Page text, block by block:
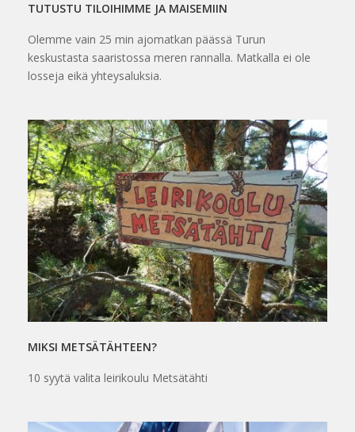
TUTUSTU TILOIHIMME JA MAISEMIIN
Olemme vain 25 min ajomatkan päässä Turun
keskustasta saaristossa meren rannalla. Matkalla ei ole
losseja eikä yhteysaluksia.
MIKSI METSÄTÄHTEEN?
10 syytä valita leirikoulu Metsätähti